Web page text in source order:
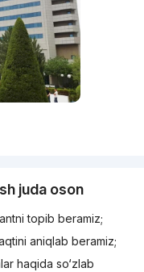
juda oson
topib beramiz;
aniqlab beramiz;
haqida so‘zlab